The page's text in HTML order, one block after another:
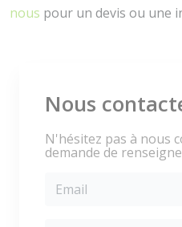
nous pour un devis ou une
Nous
N'hésitez pas à nous
demande de